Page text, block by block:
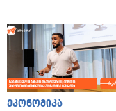
ეკონომიკა